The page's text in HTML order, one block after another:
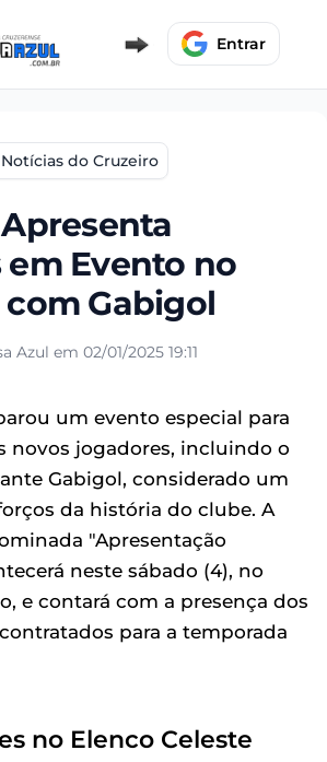
Entrar
Notícias do Cruzeiro
em Evento no
Gabigol
Azul em 02/01/2025 19:11
um evento especial para
novos jogadores, incluindo o
Gabigol, considerado um
da história do clube. A
"Apresentação
neste sábado (4), no
e contará com a presença dos
para a temporada
no Elenco Celeste